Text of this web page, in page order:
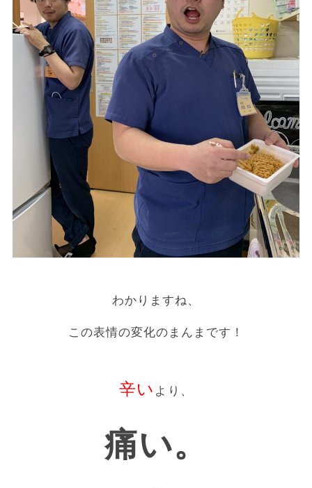
わかりますね、
この表情の変化のまんまです！
辛い より、
痛い。